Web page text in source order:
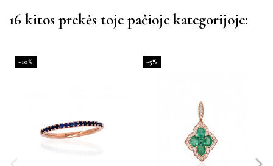
16 kitos prekės toje pačioje kategorijoje:
−10% −5%